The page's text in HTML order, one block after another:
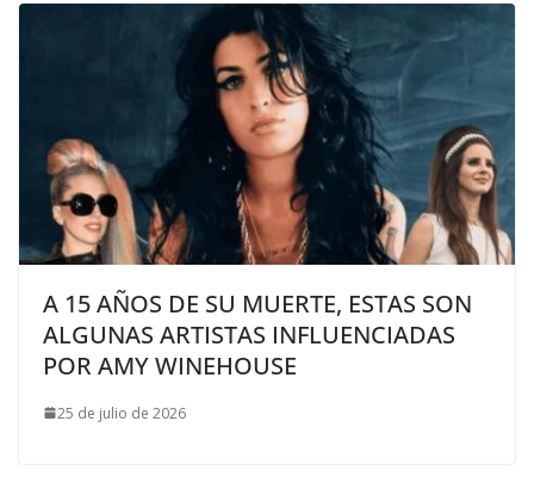
A 15 AÑOS DE SU MUERTE, ESTAS SON
ALGUNAS ARTISTAS INFLUENCIADAS
POR AMY WINEHOUSE
25 de julio de 2026